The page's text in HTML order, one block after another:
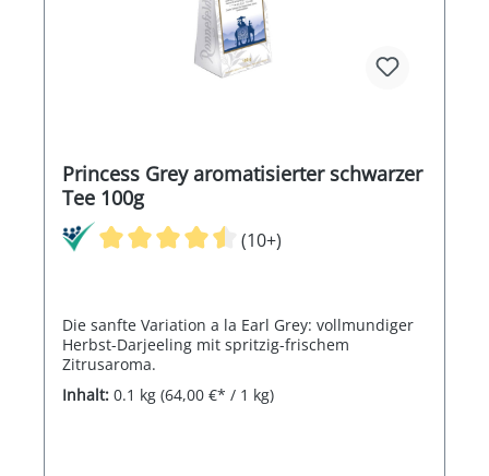
Princess Grey aromatisierter schwarzer
Tee 100g
(10+)
Die sanfte Variation a la Earl Grey: vollmundiger
Herbst-Darjeeling mit spritzig-frischem
Zitrusaroma.
Inhalt: 0.1 kg (64,00 €* / 1 kg)